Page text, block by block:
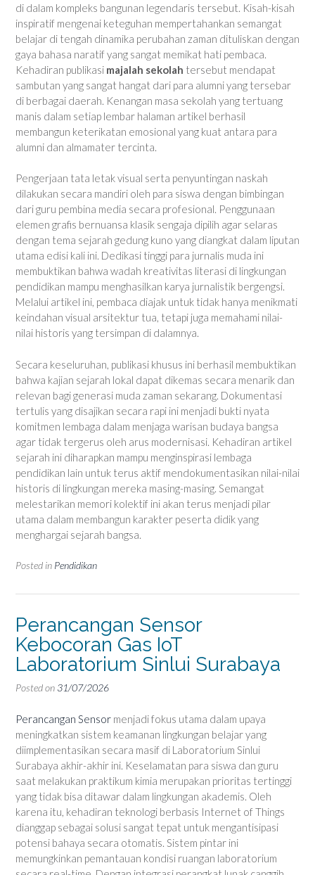
di dalam kompleks bangunan legendaris tersebut. Kisah-kisah
inspiratif mengenai keteguhan mempertahankan semangat
belajar di tengah dinamika perubahan zaman dituliskan dengan
gaya bahasa naratif yang sangat memikat hati pembaca.
Kehadiran publikasi majalah sekolah tersebut mendapat
sambutan yang sangat hangat dari para alumni yang tersebar
di berbagai daerah. Kenangan masa sekolah yang tertuang
manis dalam setiap lembar halaman artikel berhasil
membangun keterikatan emosional yang kuat antara para
alumni dan almamater tercinta.
Pengerjaan tata letak visual serta penyuntingan naskah
dilakukan secara mandiri oleh para siswa dengan bimbingan
dari guru pembina media secara profesional. Penggunaan
elemen grafis bernuansa klasik sengaja dipilih agar selaras
dengan tema sejarah gedung kuno yang diangkat dalam liputan
utama edisi kali ini. Dedikasi tinggi para jurnalis muda ini
membuktikan bahwa wadah kreativitas literasi di lingkungan
pendidikan mampu menghasilkan karya jurnalistik bergengsi.
Melalui artikel ini, pembaca diajak untuk tidak hanya menikmati
keindahan visual arsitektur tua, tetapi juga memahami nilai-
nilai historis yang tersimpan di dalamnya.
Secara keseluruhan, publikasi khusus ini berhasil membuktikan
bahwa kajian sejarah lokal dapat dikemas secara menarik dan
relevan bagi generasi muda zaman sekarang. Dokumentasi
tertulis yang disajikan secara rapi ini menjadi bukti nyata
komitmen lembaga dalam menjaga warisan budaya bangsa
agar tidak tergerus oleh arus modernisasi. Kehadiran artikel
sejarah ini diharapkan mampu menginspirasi lembaga
pendidikan lain untuk terus aktif mendokumentasikan nilai-nilai
historis di lingkungan mereka masing-masing. Semangat
melestarikan memori kolektif ini akan terus menjadi pilar
utama dalam membangun karakter peserta didik yang
menghargai sejarah bangsa.
Posted in Pendidikan
Perancangan Sensor
Kebocoran Gas IoT
Laboratorium Sinlui Surabaya
Posted on 31/07/2026
Perancangan Sensor menjadi fokus utama dalam upaya
meningkatkan sistem keamanan lingkungan belajar yang
diimplementasikan secara masif di Laboratorium Sinlui
Surabaya akhir-akhir ini. Keselamatan para siswa dan guru
saat melakukan praktikum kimia merupakan prioritas tertinggi
yang tidak bisa ditawar dalam lingkungan akademis. Oleh
karena itu, kehadiran teknologi berbasis Internet of Things
dianggap sebagai solusi sangat tepat untuk mengantisipasi
potensi bahaya secara otomatis. Sistem pintar ini
memungkinkan pemantauan kondisi ruangan laboratorium